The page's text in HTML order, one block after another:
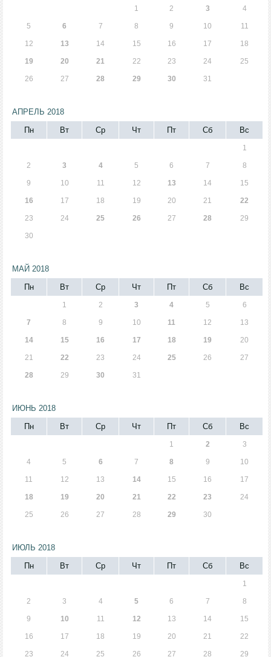
1 2 3 4
5 6 7 8 9 10 11
12 13 14 15 16 17 18
19 20 21 22 23 24 25
26 27 28 29 30 31
АПРЕЛЬ 2018
Пн
Вт Ср Чт Пт Сб Вс
1
2 3 4 5 6 7 8
9 10 11 12 13 14 15
16 17 18 19 20 21 22
23 24 25 26 27 28 29
30
МАЙ 2018
Пн
Вт Ср Чт Пт Сб Вс
1 2 3 4 5 6
7 8 9 10 11 12 13
14 15 16 17 18 19 20
21 22 23 24 25 26 27
28 29 30 31
ИЮНЬ 2018
Пн
Вт Ср Чт Пт Сб Вс
1 2 3
4 5 6 7 8 9 10
11 12 13 14 15 16 17
18 19 20 21 22 23 24
25 26 27 28 29 30
ИЮЛЬ 2018
Пн
Вт Ср Чт Пт Сб Вс
1
2 3 4 5 6 7 8
9 10 11 12 13 14 15
16 17 18 19 20 21 22
23 24 25 26 27 28 29